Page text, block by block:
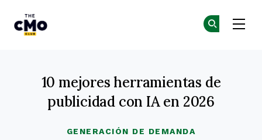
GENERACIÓN DE DEMANDA
10 mejores herramientas de
publicidad con IA en 2026